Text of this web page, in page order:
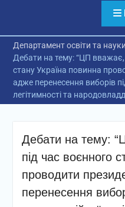
Департамент освіти та науки
Дебати на тему: “ЦП
стану Україна повинна
адже перенесення виборів
легітимності та
Дебати на тему:
під час воєнного
проводити
перенесення